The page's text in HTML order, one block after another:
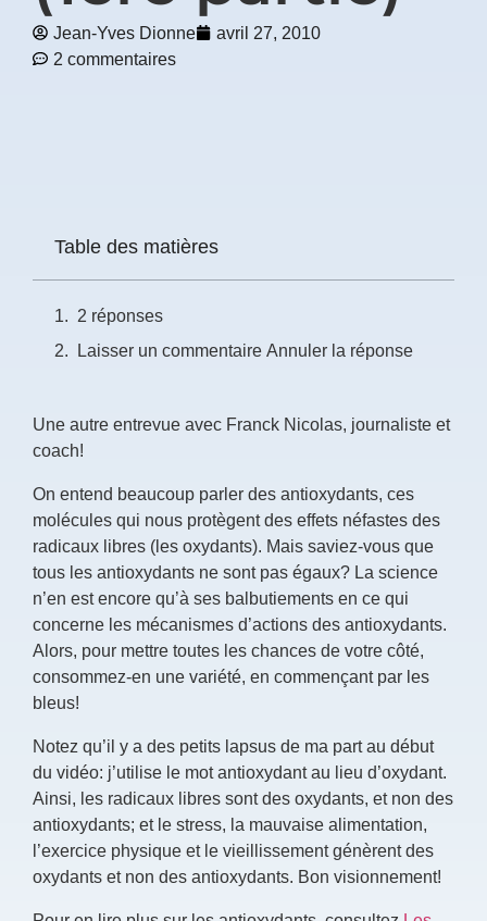
Jean-Yves Dionne
avril 27, 2010
2 commentaires
Table des matières
2 réponses
Laisser un commentaire Annuler la réponse
Une autre entrevue avec Franck Nicolas, journaliste et
coach!
On entend beaucoup parler des antioxydants, ces
molécules qui nous protègent des effets néfastes des
radicaux libres (les oxydants). Mais saviez-vous que
tous les antioxydants ne sont pas égaux? La science
n’en est encore qu’à ses balbutiements en ce qui
concerne les mécanismes d’actions des antioxydants.
Alors, pour mettre toutes les chances de votre côté,
consommez-en une variété, en commençant par les
bleus!
Notez qu’il y a des petits lapsus de ma part au début
du vidéo: j’utilise le mot antioxydant au lieu d’oxydant.
Ainsi, les radicaux libres sont des oxydants, et non des
antioxydants; et le stress, la mauvaise alimentation,
l’exercice physique et le vieillissement génèrent des
oxydants et non des antioxydants. Bon visionnement!
Prénom
*
vous
désabonner
en
temps
!